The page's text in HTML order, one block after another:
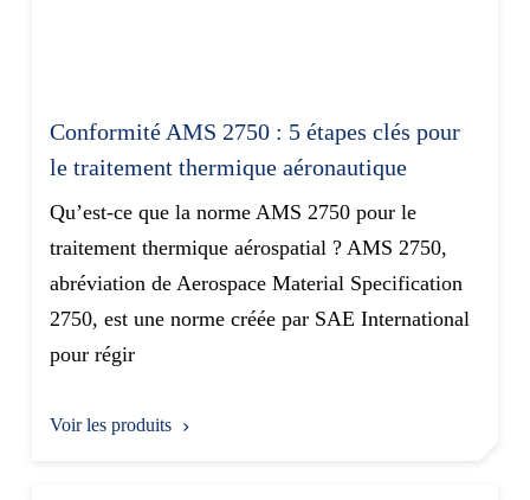
Conformité AMS 2750 : 5 étapes clés pour
le traitement thermique aéronautique
Qu’est-ce que la norme AMS 2750 pour le
traitement thermique aérospatial ? AMS 2750,
abréviation de Aerospace Material Specification
2750, est une norme créée par SAE International
pour régir
Voir les produits